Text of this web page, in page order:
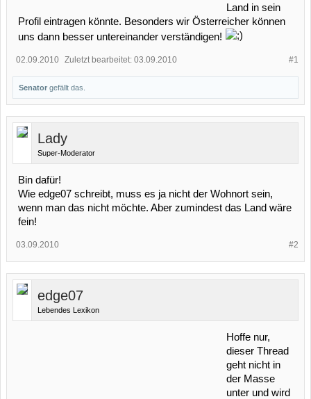
Land in sein
Profil eintragen könnte. Besonders wir Österreicher können
uns dann besser untereinander verständigen!
#1
02.09.2010 Zuletzt bearbeitet: 03.09.2010
Senator gefällt das.
Lady
Super-Moderator
Bin dafür!
Wie edge07 schreibt, muss es ja nicht der Wohnort sein,
wenn man das nicht möchte. Aber zumindest das Land wäre
fein!
#2
03.09.2010
edge07
Lebendes Lexikon
Hoffe nur,
dieser Thread
geht nicht in
der Masse
unter und wird